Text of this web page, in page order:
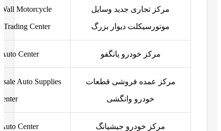
مرکز تجاری جدید وسایل
موتورسیکلت دیوار بزرگ
Motorcycle
Trading Center
مرکز خودرو یانگفو Center
مرکز عمده فروشی قطعات
خودرو وانگشی
Auto Supplies
مرکز خودرو جیشیانگ Center